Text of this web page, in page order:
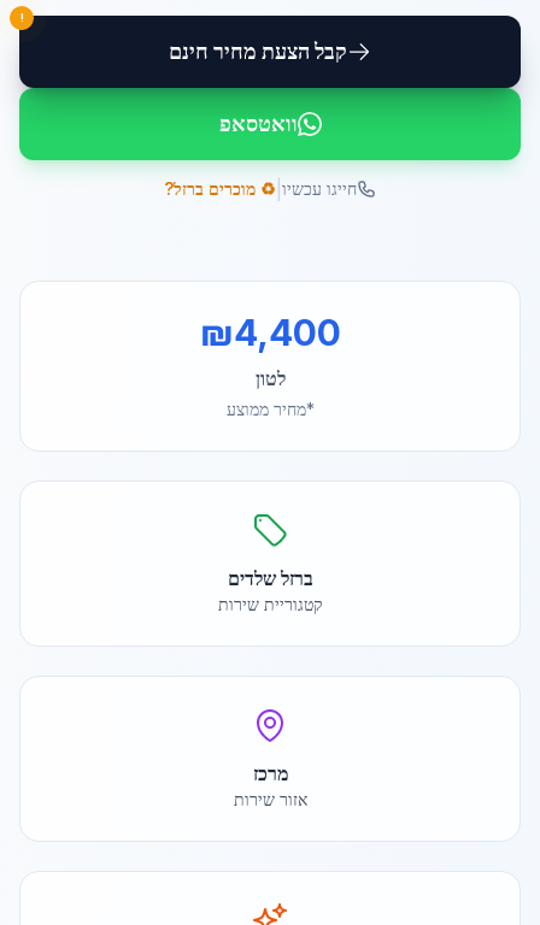
קבל הצעת מחיר חינם
!
וואטסאפ
חייגו עכשיו ♻️ מוכרים ברזל?
₪4,400
לטון
*מחיר ממוצע
ברזל שלדים
קטגוריית שירות
מרכז
אזור שירות